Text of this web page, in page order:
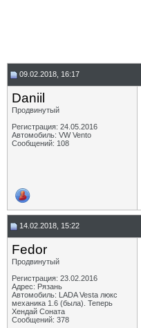
09.02.2018, 16:17
Daniil
Продвинутый
Регистрация: 24.05.2016
Автомобиль: VW Vento
Сообщений: 108
14.02.2018, 15:22
Fedor
Продвинутый
Регистрация: 23.02.2016
Адрес: Рязань
Автомобиль: LADA Vesta люкс
механика 1.6 (была). Теперь
Хендай Соната
Сообщений: 378